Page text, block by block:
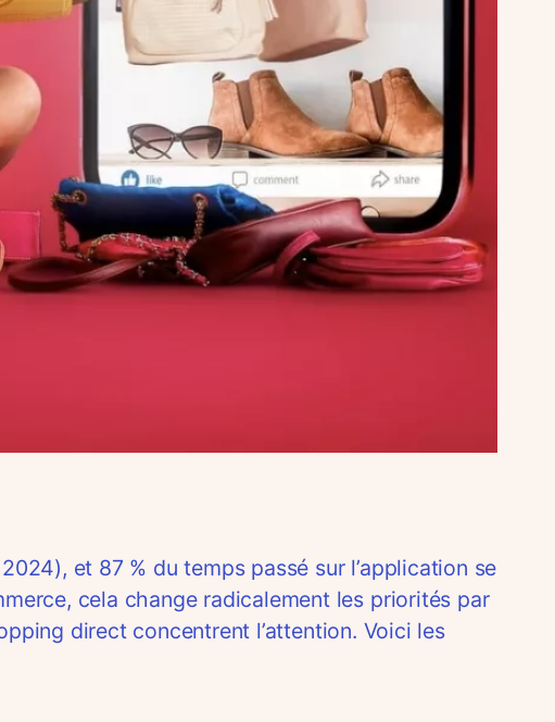
et 87 % du temps passé sur l’application se
cela change radicalement les priorités par
direct concentrent l’attention. Voici les